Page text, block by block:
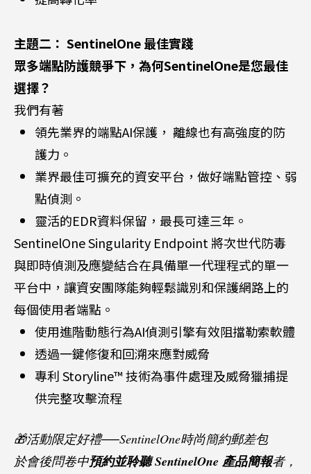
主題二： SentinelOne 最佳實踐
眾多端點防護競爭下，為何SentinelOne是您最佳
選擇？
我們有著
領先業界的端點AI保護， 離線也有高強度的防
護力。
業界最佳可擴充的資安平台，做好端點管控、弱
點偵測。
靈活的EDR資料保留，最長可達三年。
SentinelOne Singularity Endpoint 將次世代防毒
與即時偵測及應變結合在具備單一代理程式的單一
平台中，讓資安團隊能夠輕鬆識別和保護網路上的
每個使用者端點。
使用進階動態行為AI偵測引擎有效阻擋勒索軟體
透過一鍵修復和回溯來應對威脅
專利 Storyline™ 技術為事件處理及威脅獵捕提
供完整攻擊流程
🎁活動限定好禮──SentinelOne時尚簡約郵差包
於會後問卷中預約並聆聽 SentinelOne 產品簡報者，